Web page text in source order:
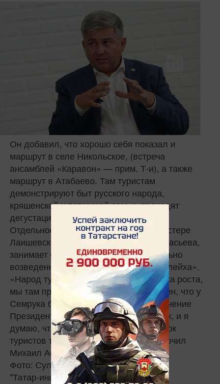
Он добавил, что хорошо себя показал и
маршрут в селе Никольское, (встреча
ансамблей «Каравон» — прим. Т-и), а также
маршрут в Атабаево. Там туристам
демонстрируют быт русского народа,
кряшенской и татарской семьи, проходят
дегустации местных продуктов.
Отдельное место в туристическом кластере
Лаишевского района, по словам Афанасьева,
занимает Семрук — деревня, специально
возведенная для съемок сериала «Зулейха».
«Народ туда идет, это тоже новая точка роста,
мы там принимаем туристов. Я убежден, что у
Семрука большое будущее. Есть поручение
Президента РТ сохранить этот поселок, и я
думаю, что после выхода фильма поток
туристов только увеличится», — заключил
Михаил Афанасьев.
Фото: Султан Исхаков
"Татар-информ"